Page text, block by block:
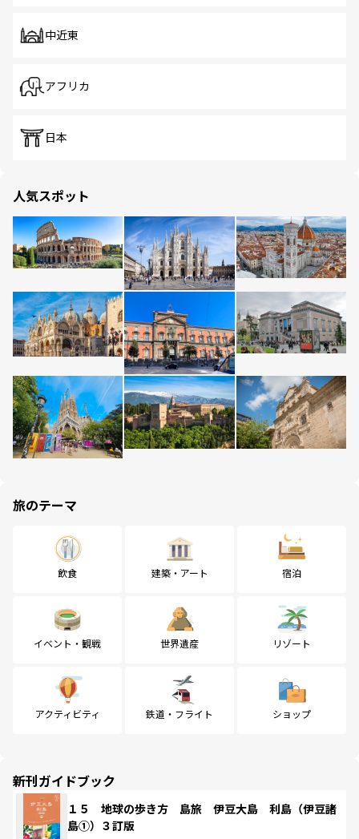
中近東
アフリカ
日本
人気スポット
旅のテーマ
飲食 建築・アート 宿泊
イベント・観戦 世界遺産 リゾート
アクティビティ 鉄道・フライト ショップ
新刊ガイドブック
１５ 地球の歩き方 島旅 伊豆大島 利島（伊豆諸
島①）３訂版